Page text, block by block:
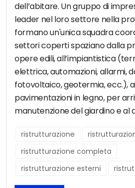
dell’abitare. Un gruppo di
leader nel loro settore nella
formano un'unica squadra
settori coperti spaziano dalla
opere edili, all’impiantistica
elettrica, automazioni, allarmi,
fotovoltaico, geotermia, ecc.),
pavimentazioni in legno, per
manutenzione del giardino e al
ristrutturazione
ristrutturazione completa
ristrutturazione esterni